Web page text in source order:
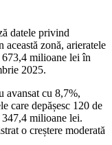
datele privind
zonă, arieratele
673,4 milioane lei în
2025.
avansat cu 8,7%,
care depășesc 120 de
milioane lei.
o creștere moderată